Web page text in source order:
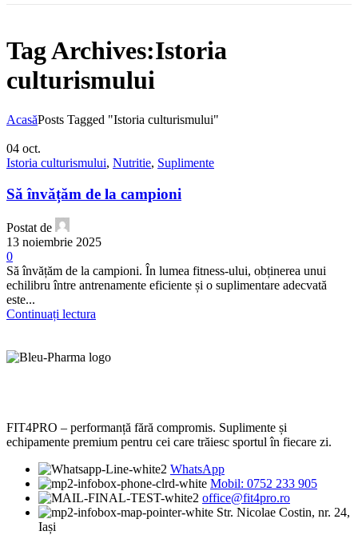
Tag Archives:Istoria
culturismului
AcasăPosts Tagged "Istoria culturismului"
04 oct.
Istoria culturismului, Nutritie, Suplimente
Să învățăm de la campioni
Postat de
13 noiembrie 2025
0
Să învățăm de la campioni. În lumea fitness-ului, obținerea unui
echilibru între antrenamente eficiente și o suplimentare adecvată
este...
Continuați lectura
FIT4PRO – performanță fără compromis. Suplimente și
echipamente premium pentru cei care trăiesc sportul în fiecare zi.
WhatsApp
Mobil: 0752 233 905
office@fit4pro.ro
Str. Nicolae Costin, nr. 24,
Iași